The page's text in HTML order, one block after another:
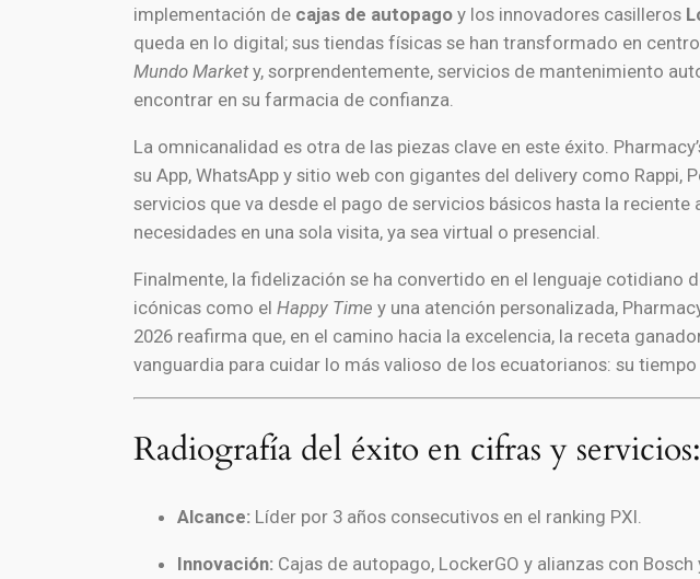
implementación de cajas de autopago y los innovadores casilleros
queda en lo digital; sus tiendas físicas se han transformado en
Mundo Markety, sorprendentemente, servicios de mantenimiento
encontrar en su farmacia de confianza.
La omnicanalidad es otra de las piezas clave en este éxito.
su App, WhatsApp y sitio web con gigantes del delivery como
servicios que va desde el pago de servicios básicos hasta la reciente
necesidades en una sola visita, ya sea virtual o presencial.
Finalmente, la fidelización se ha convertido en el lenguaje cotidiano
icónicas como el Happy Time y una atención personalizada,
2026 reafirma que, en el camino hacia la excelencia, la receta
vanguardia para cuidar lo más valioso de los ecuatorianos: su tiempo
Radiografía del éxito en cifras y servicios:
Alcance: Líder por 3 años consecutivos en el ranking PXI.
Innovación: Cajas de autopago, LockerGO y alianzas con Bosch